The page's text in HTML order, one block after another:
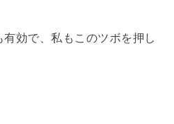
効で、私もこのツボを押し